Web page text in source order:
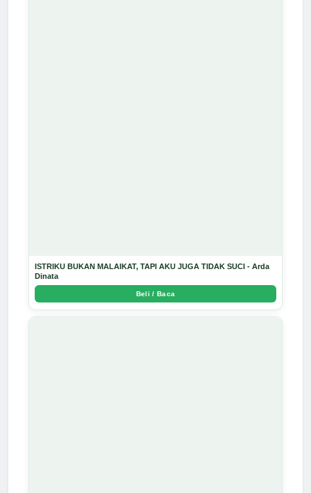
ISTRIKU BUKAN MALAIKAT, TAPI AKU JUGA TIDAK SUCI - Arda
Dinata
Beli / Baca